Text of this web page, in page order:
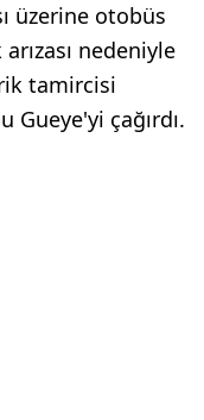
üzerine otobüs
nedeniyle
tamircisi
Gueye'yi çağırdı.